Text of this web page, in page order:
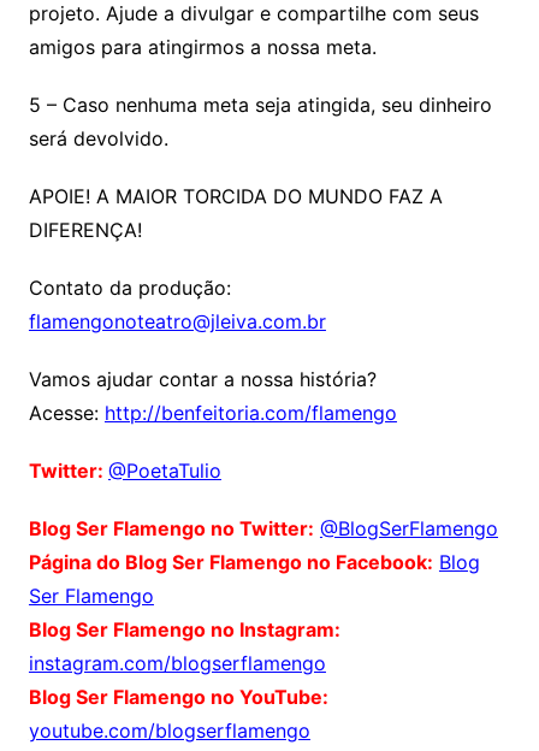
projeto. Ajude a divulgar e compartilhe com seus
amigos para atingirmos a nossa meta.
5 – Caso nenhuma meta seja atingida, seu dinheiro
será devolvido.
APOIE! A MAIOR TORCIDA DO MUNDO FAZ A
DIFERENÇA!
Contato da produção:
flamengonoteatro@jleiva.com.br
Vamos ajudar contar a nossa história?
Acesse: http://benfeitoria.com/flamengo
Twitter: @PoetaTulio
Blog Ser Flamengo no Twitter: @BlogSerFlamengo
Página do Blog Ser Flamengo no Facebook: Blog
Ser Flamengo
Blog Ser Flamengo no Instagram:
instagram.com/blogserflamengo
Blog Ser Flamengo no YouTube:
youtube.com/blogserflamengo